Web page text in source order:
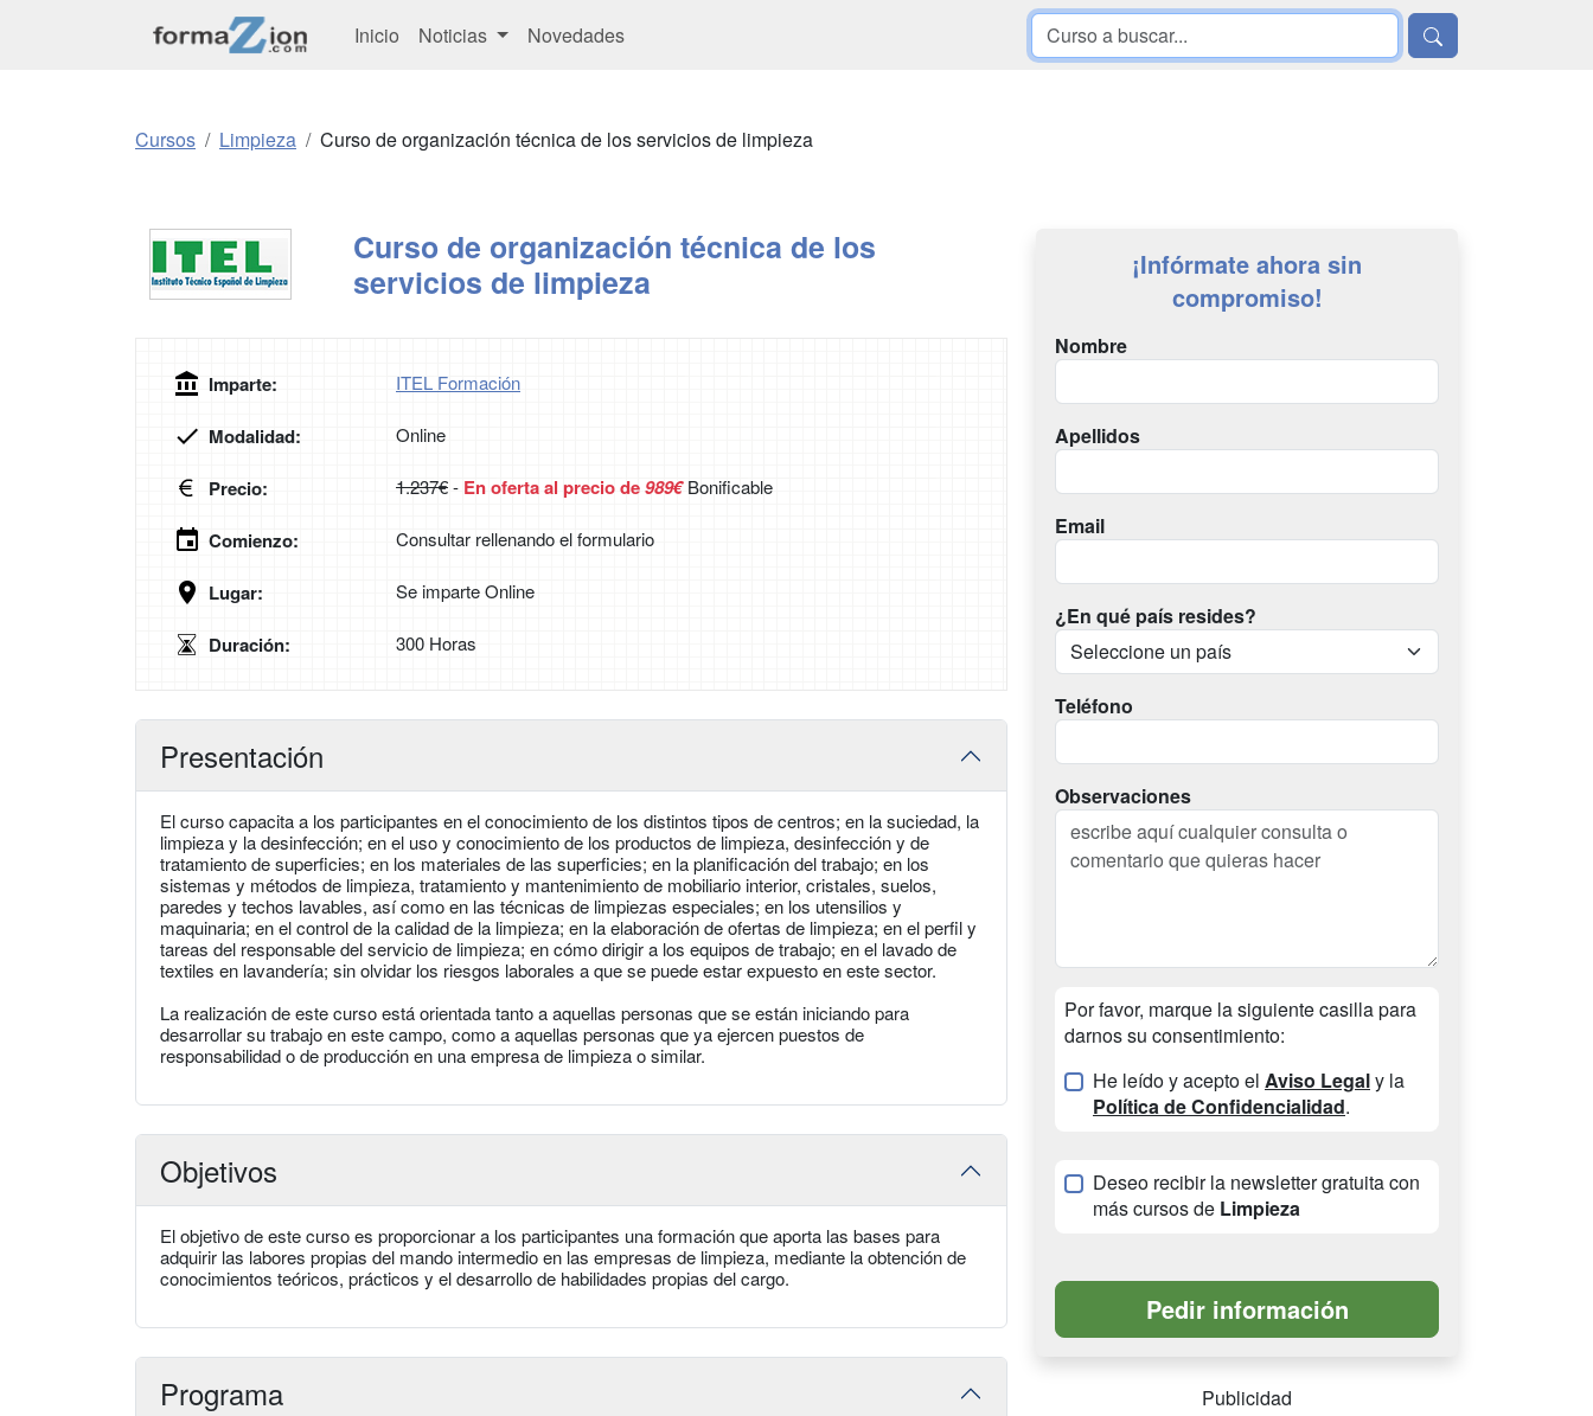
Inicio Noticias Novedades
Cursos Limpieza Curso de organización técnica de los servicios de limpieza
Curso de organización técnica de los
servicios de limpieza
Imparte: ITEL Formación
Modalidad: Online
Precio: 1.237€- En oferta al precio de989€Bonificable
Comienzo: Consultar rellenando el formulario
Lugar: Se imparte Online
Duración: 300 Horas
Presentación
El curso capacita a los participantes en el conocimiento de los distintos tipos de centros; en la suciedad, la
limpieza y la desinfección; en el uso y conocimiento de los productos de limpieza, desinfección y de
tratamiento de superficies; en los materiales de las superficies; en la planificación del trabajo; en los
sistemas y métodos de limpieza, tratamiento y mantenimiento de mobiliario interior, cristales, suelos,
paredes y techos lavables, así como en las técnicas de limpiezas especiales; en los utensilios y
maquinaria; en el control de la calidad de la limpieza; en la elaboración de ofertas de limpieza; en el perfil y
tareas del responsable del servicio de limpieza; en cómo dirigir a los equipos de trabajo; en el lavado de
textiles en lavandería; sin olvidar los riesgos laborales a que se puede estar expuesto en este sector.
La realización de este curso está orientada tanto a aquellas personas que se están iniciando para
desarrollar su trabajo en este campo, como a aquellas personas que ya ejercen puestos de
responsabilidad o de producción en una empresa de limpieza o similar.
Objetivos
El objetivo de este curso es proporcionar a los participantes una formación que aporta las bases para
adquirir las labores propias del mando intermedio en las empresas de limpieza, mediante la obtención de
conocimientos teóricos, prácticos y el desarrollo de habilidades propias del cargo.
Programa
¡Infórmate ahora sin
compromiso!
Nombre
Apellidos
Email
¿En qué país resides?
Teléfono
Observaciones
Por favor, marque la siguiente casilla para
darnos su consentimiento:
He leído y acepto el Aviso Legaly la
Política de Confidencialidad.
Deseo recibir la newsletter gratuita con
más cursos de Limpieza
Publicidad